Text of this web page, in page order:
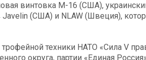
винтовка М-16 (США),
(США) и NLAW (Швеция),
техники НАТО «Сила V
округа, партии «Единая